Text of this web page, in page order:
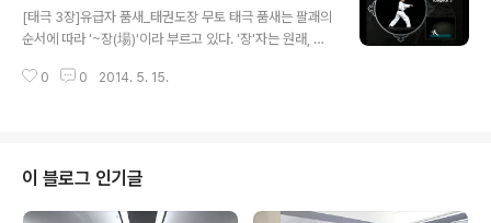
태극 4장 : 팔괘의 진(震)을 의미하며, 진은 우레를 나타내
고 큰 힘과 위엄 있는 뜻을 지니고 있다. 옆차기와 같이 큰
[태극 3장]유급자 품새_태권도장 무토 태극 품새는 팔괘의
순서에 따라 '~장(場)'이라 부르고 있다. '장'자는 원래, 제
한 것이었으나 '흙 토(土)가 의미요소로 쓰였고, 볕 양은 발
태극 3장 : 팔괘의 이(離)를 의미하며, 이는 불을 나타내고
불은 뜨겁고 밝음을 지닌다. 태권도 품새 수련을 통한 불같
은 정의심과 수련 의욕이 생겨나는 과정이다.
0 0 2014. 5. 15.
이 블로그 인기글